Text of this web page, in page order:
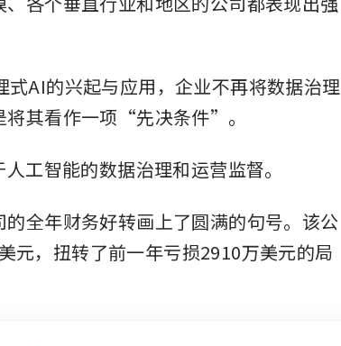
AI的兴起与应用，企业不再将数据治理
其看作一项“先决条件”。
工智能的数据治理和运营监督。
全年财务好转画上了圆满的句号。该公
元，扭转了前一年亏损2910万美元的局